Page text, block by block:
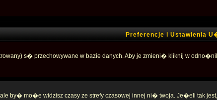
Preferencje i Ustawienia
s� przechowywane w bazie danych. Aby je zmieni� kliknij w
by� mo�e widzisz czasy ze strefy czasowej innej ni� twoja. Je�eli tak